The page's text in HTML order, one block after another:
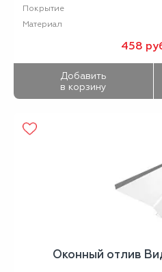
Покрытие
Материал
458
Добавить
в корзину
Оконный отлив